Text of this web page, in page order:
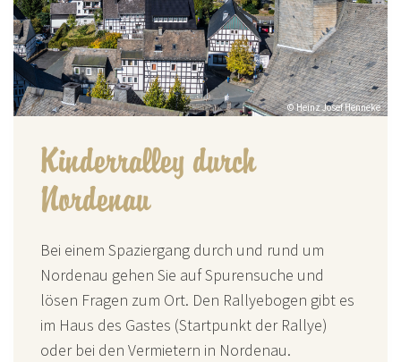
© Heinz Josef Henneke
Kinderralley durch
Nordenau
Bei einem Spaziergang durch und rund um
Nordenau gehen Sie auf Spurensuche und
lösen Fragen zum Ort. Den Rallyebogen gibt es
im Haus des Gastes (Startpunkt der Rallye)
oder bei den Vermietern in Nordenau.